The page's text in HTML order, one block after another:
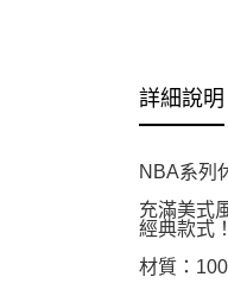
詳細說明
NBA系列
充滿美式
經典款式！
材質：